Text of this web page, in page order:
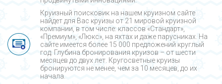
Круизный поисковик на нашем круизном сайте
найдет для Вас круизы от 21 мировой круизной
компании, в том числе: классов «Стандарт»,
«Премиум», «Люкс», на яхтах и даже парусниках. На
сайте имеется более 15 000 предложений круглый
год. Глубина бронирования круизов – от шести
месяцев до двух лет. Кругосветные круизы
бронируются не менее, чем за 10 месяцев, до их
начала.